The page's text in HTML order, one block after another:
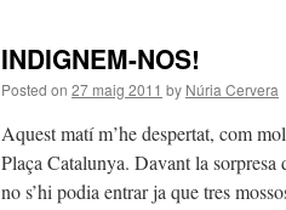
INDIGNEM-NOS!
Posted on 27 maig 2011 by Núria Cervera
Aquest matí m’he despertat, com
Plaça Catalunya. Davant la sorpresa
no s’hi podia entrar ja que tres